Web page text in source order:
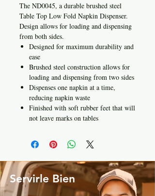
The ND0045, a durable brushed steel
Table Top Low Fold Napkin Dispenser.
Design allows for loading and dispensing
from both sides.
Designed for maximum durability and
ease
Brushed steel construction allows for
loading and dispensing from two sides
Dispenses one napkin at a time,
reducing napkin waste
Finished with soft rubber feet that will
not leave marks on tables
Servirle Bien